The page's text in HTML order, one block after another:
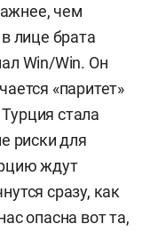
чем
лице брата
Win/Win. Он
«паритет»
стала
риски для
ждут
сразу, как
опасна вот та,